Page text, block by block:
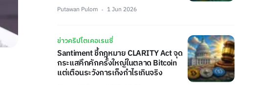
Putawan Pulom 1 Jun 2026
ข่าวคริปโตเคอเรนซี่
Santiment ชี้กฎหมาย CLARITY Act จุด
กระแสคึกคักครั้งใหญ่ในตลาด Bitcoin
แต่เตือนระวังการเก็งกำไรเกินจริง